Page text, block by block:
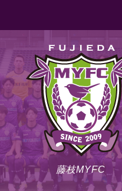
藤枝MYFC